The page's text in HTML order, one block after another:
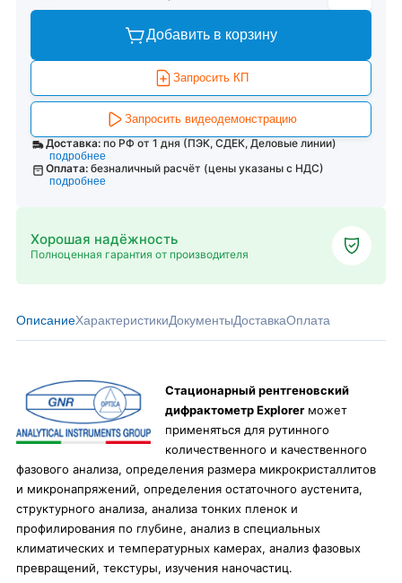
Добавить в корзину
Запросить КП
Запросить видеодемонстрацию
Доставка: по РФ от 1 дня (ПЭК, СДЕК, Деловые линии)
подробнее
Оплата: безналичный расчёт (цены указаны с НДС)
подробнее
Хорошая надёжность
Полноценная гарантия от производителя
ОписаниеХарактеристикиДокументыДоставкаОплата
Стационарный рентгеновский
дифрактометр Explorer может
применяться для рутинного
количественного и качественного
фазового анализа, определения размера микрокристаллитов
и микронапряжений, определения остаточного аустенита,
структурного анализа, анализа тонких пленок и
профилирования по глубине, анализ в специальных
климатических и температурных камерах, анализ фазовых
превращений, текстуры, изучения наночастиц.